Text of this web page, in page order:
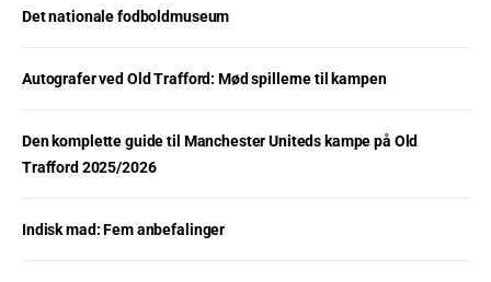
Det nationale fodboldmuseum
Autografer ved Old Trafford: Mød spillerne til kampen
Den komplette guide til Manchester Uniteds kampe på Old
Trafford 2025/2026
Indisk mad: Fem anbefalinger